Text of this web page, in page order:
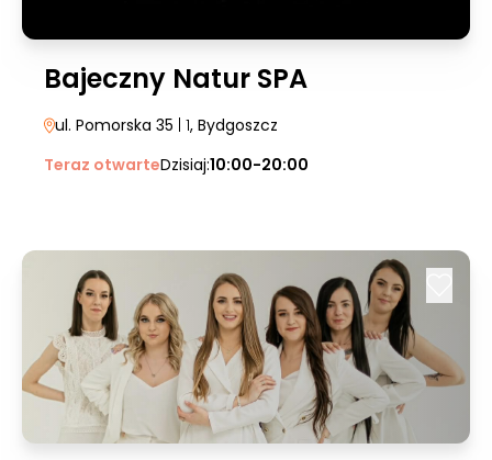
Bajeczny Natur SPA
ul. Pomorska 35 | 1, Bydgoszcz
Teraz otwarteDzisiaj:10:00-20:00